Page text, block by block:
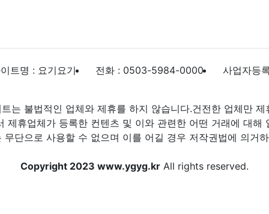
트명 : 요기요기 전화 : 0503-5984-0000 사업자등
는 불법적인 업체와 제휴를 하지 않습니다.건전한 업체만 제
제휴업체가 등록한 컨텐츠 및 이와 관련한 어떤 거래에 대해
단으로 사용할 수 없으며 이를 어길 경우 저작권법에 의거
Copyright 2023 www.ygyg.kr All rights reserved.